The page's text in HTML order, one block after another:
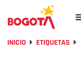
INICIO ETIQUETAS